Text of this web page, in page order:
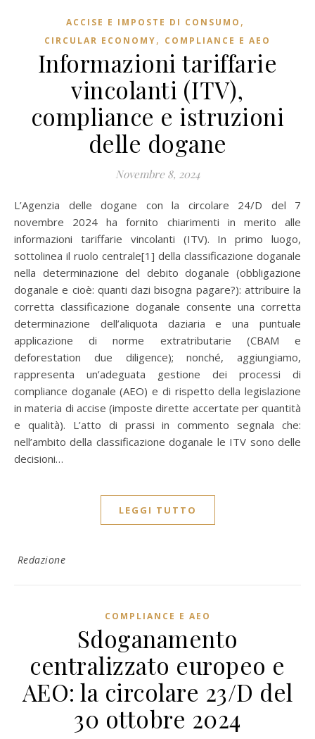
ACCISE E IMPOSTE DI CONSUMO ,
CIRCULAR ECONOMY, COMPLIANCE E AEO
Informazioni tariffarie
vincolanti (ITV),
compliance e istruzioni
delle dogane
Novembre 8, 2024
L’Agenzia delle dogane con la circolare 24/D del 7
novembre 2024 ha fornito chiarimenti in merito alle
informazioni tariffarie vincolanti (ITV). In primo luogo,
sottolinea il ruolo centrale[1] della classificazione doganale
nella determinazione del debito doganale (obbligazione
doganale e cioè: quanti dazi bisogna pagare?): attribuire la
corretta classificazione doganale consente una corretta
determinazione dell’aliquota daziaria e una puntuale
applicazione di norme extratributarie (CBAM e
deforestation due diligence); nonché, aggiungiamo,
rappresenta un’adeguata gestione dei processi di
compliance doganale (AEO) e di rispetto della legislazione
in materia di accise (imposte dirette accertate per quantità
e qualità). L’atto di prassi in commento segnala che:
nell’ambito della classificazione doganale le ITV sono delle
decisioni…
LEGGI TUTTO
Redazione
COMPLIANCE E AEO
Sdoganamento
centralizzato europeo e
AEO: la circolare 23/D del
30 ottobre 2024